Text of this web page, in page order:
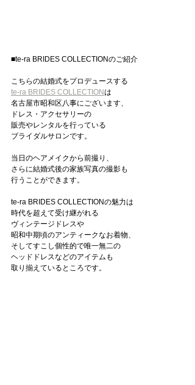
■te-ra BRIDES COLLECTIONのご紹介
こちらの結婚式をプロデュースする
te-ra BRIDES COLLECTIONは
名古屋市昭和区八事にございます、
ドレス・アクセサリーの
販売やレンタルを行っている
ブライダルサロンです。
当日のヘアメイクから前撮り、
さらに結婚式後の家族写真の撮影も
行うことができます。
te-ra BRIDES COLLECTIONの魅力は
時代を超えて受け継がれる
ヴィンテージドレスや
昭和中期頃のアンティークなお着物、
そしてすこし個性的で唯一無二の
ヘッドドレスなどのアイテムも
取り揃えているところです。